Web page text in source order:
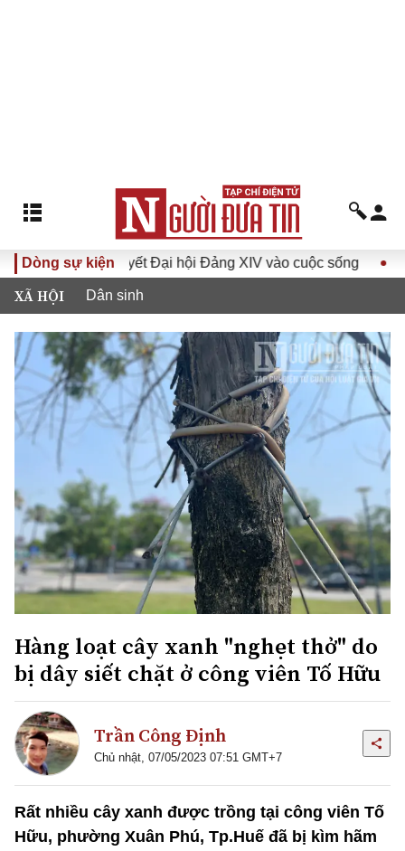
Dòng sự kiện
quyết Đại hội Đảng XIV vào cuộc sống Hướng tới Đại
XÃ HỘI Dân sinh
Hàng loạt cây xanh "nghẹt thở" do
bị dây siết chặt ở công viên Tố Hữu
Trần Công Định
Chủ nhật, 07/05/2023 07:51 GMT+7
Rất nhiều cây xanh được trồng tại công viên Tố
Hữu, phường Xuân Phú, Tp.Huế đã bị kìm hãm